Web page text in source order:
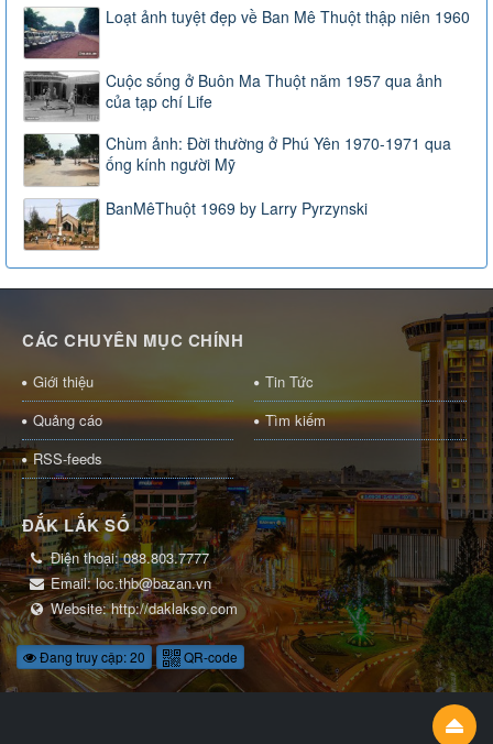
Loạt ảnh tuyệt đẹp về Ban Mê Thuột thập niên 1960
Cuộc sống ở Buôn Ma Thuột năm 1957 qua ảnh
của tạp chí Life
Chùm ảnh: Đời thường ở Phú Yên 1970-1971 qua
ống kính người Mỹ
BanMêThuột 1969 by Larry Pyrzynski
CÁC CHUYÊN MỤC CHÍNH
Giới thiệu
Tin Tức
Quảng cáo
Tìm kiếm
RSS-feeds
ĐẮK LẮK SỐ
Điện thoại:088.803.7777
Email:loc.thb@bazan.vn
Website:http://daklakso.com
Đang truy cập: 20 QR-code